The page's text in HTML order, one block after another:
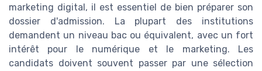
marketing digital, il est essentiel de bien préparer son
dossier d'admission. La plupart des institutions
demandent un niveau bac ou équivalent, avec un fort
intérêt pour le numérique et le marketing. Les
candidats doivent souvent passer par une sélection